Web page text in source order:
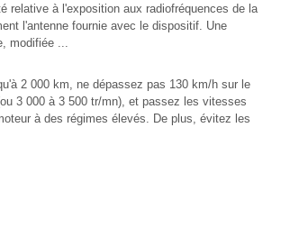
relative à l'exposition aux radiofréquences de la
l'antenne fournie avec le dispositif. Une
modifiée ...
2 000 km, ne dépassez pas 130 km/h sur le
3 000 à 3 500 tr/mn), et passez les vitesses
à des régimes élevés. De plus, évitez les